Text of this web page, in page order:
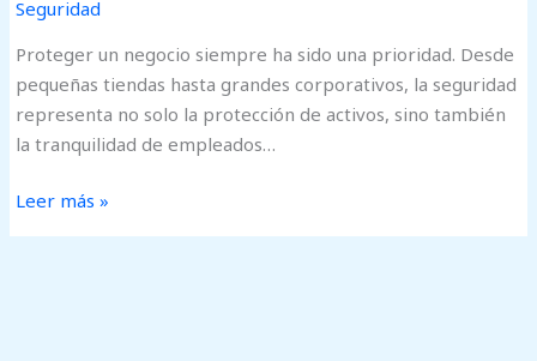
Seguridad
Proteger un negocio siempre ha sido una prioridad. Desde
pequeñas tiendas hasta grandes corporativos, la seguridad
representa no solo la protección de activos, sino también
la tranquilidad de empleados…
inteligente
Leer más »